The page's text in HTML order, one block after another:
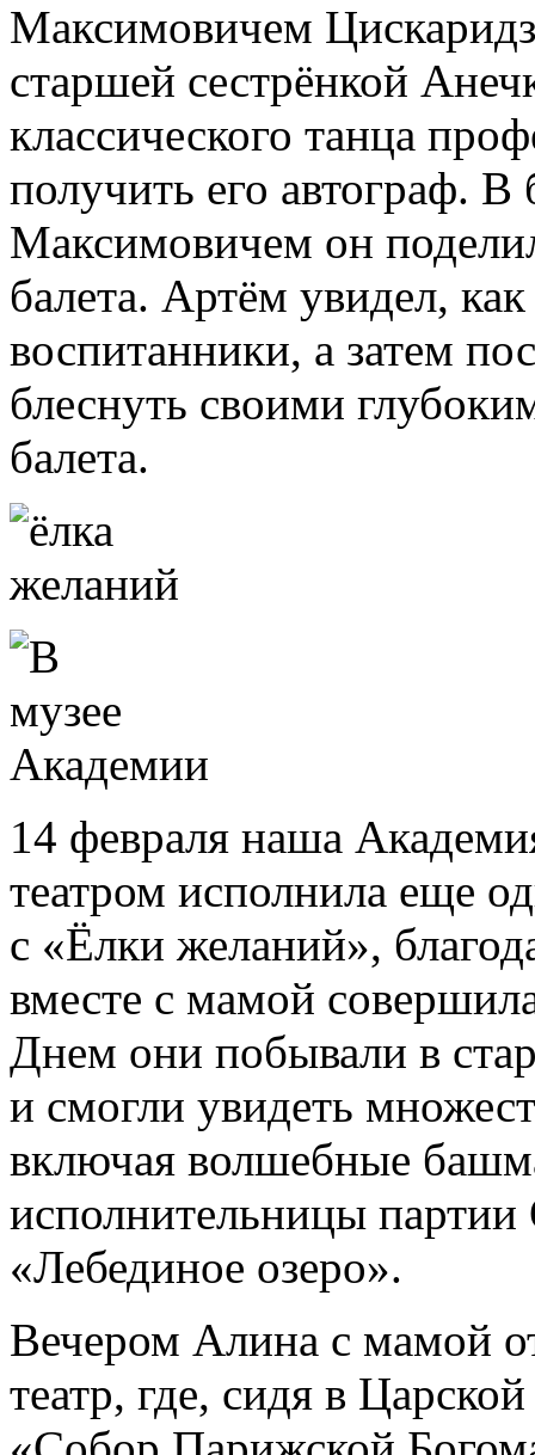
Максимовичем
старшей сестрёнкой
классического танца
получить его автограф. В
Максимовичем он
балета. Артём увидел,
воспитанники, а затем
блеснуть своими
балета.
14 февраля наша
театром исполнила еще
с «Ёлки желаний»,
вместе с мамой
Днем они побывали в
и смогли увидеть
включая волшебные
исполнительницы
«Лебединое озеро».
Вечером Алина с мамой
театр, где, сидя в